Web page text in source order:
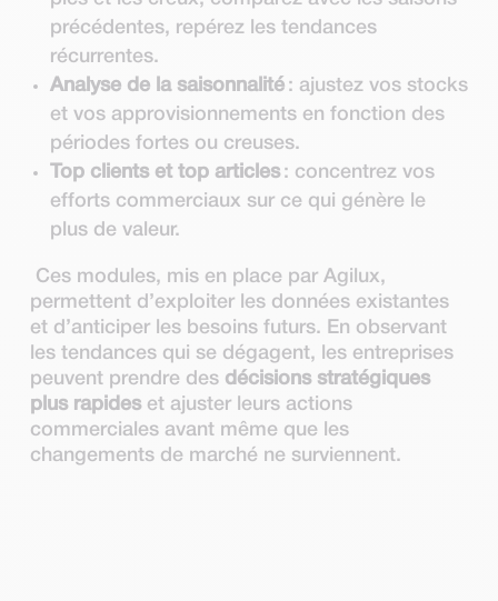
précédentes, repérez les tendances
récurrentes.
Analyse de la saisonnalité: ajustez vos stocks
et vos approvisionnements en fonction des
périodes fortes ou creuses.
Top clients et top articles: concentrez vos
efforts commerciaux sur ce qui génère le
plus de valeur.
Ces modules, mis en place par Agilux,
permettent d’exploiter les données existantes
et d’anticiper les besoins futurs. En observant
les tendances qui se dégagent, les entreprises
peuvent prendre des décisions stratégiques
plus rapideset ajuster leurs actions
commerciales avant même que les
changements de marché ne surviennent.